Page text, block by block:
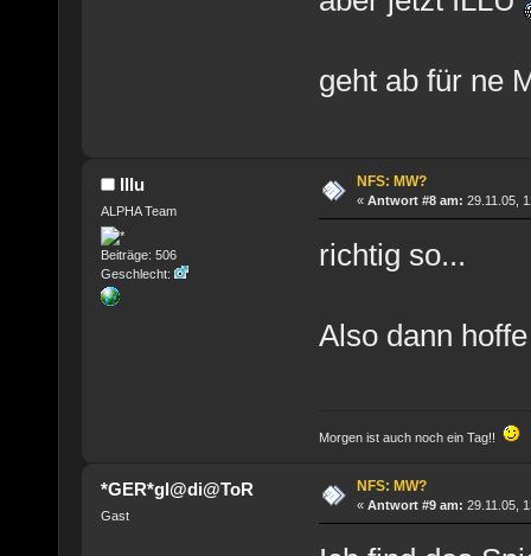
geht ab für ne
Illu
ALPHA Team
Beiträge: 506
Geschlecht:
NFS: MW?
« Antwort #8 am: 29.11.05,
richtig so...
Also dann
Morgen ist auch noch ein Tag!!
*GER*gl@di@ToR
Gast
NFS: MW?
« Antwort #9 am: 29.11.05,